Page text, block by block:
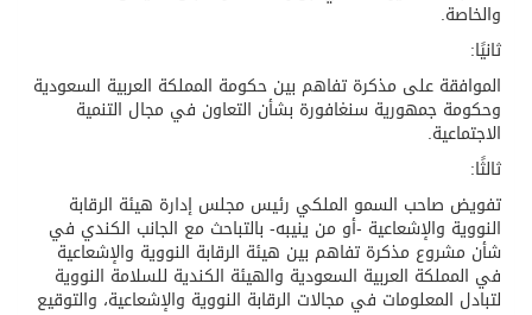
والخاصة.
ثانيًا:
الموافقة على مذكرة تفاهم بين حكومة المملكة العربية السعودية
وحكومة جمهورية سنغافورة بشأن التعاون في مجال التنمية
الاجتماعية.
ثالثًا:
تفويض صاحب السمو الملكي رئيس مجلس إدارة هيئة الرقابة
النووية والإشعاعية -أو من ينيبه- بالتباحث مع الجانب الكندي في
شأن مشروع مذكرة تفاهم بين هيئة الرقابة النووية والإشعاعية
في المملكة العربية السعودية والهيئة الكندية للسلامة النووية
لتبادل المعلومات في مجالات الرقابة النووية والإشعاعية، والتوقيع